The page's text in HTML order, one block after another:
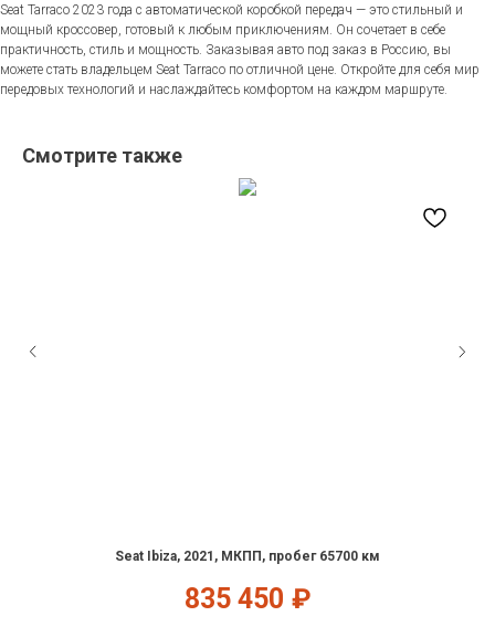
Seat Tarraco 2023 года с автоматической коробкой передач — это стильный и
мощный кроссовер, готовый к любым приключениям. Он сочетает в себе
практичность, стиль и мощность. Заказывая авто под заказ в Россию, вы
можете стать владельцем Seat Tarraco по отличной цене. Откройте для себя мир
передовых технологий и наслаждайтесь комфортом на каждом маршруте.
Смотрите также
Seat Ibiza, 2021, МКПП, пробег 65700 км
835 450 ₽